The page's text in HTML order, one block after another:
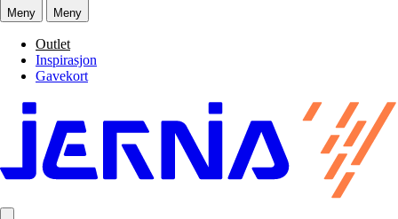
Meny Meny
Outlet
Inspirasjon
Gavekort